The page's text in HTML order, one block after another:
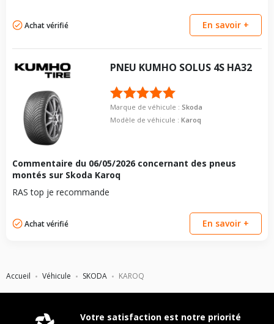
Accueil Véhicule SKODA KAROQ
Achat vérifié En savoir +
PNEU KUMHO SOLUS 4S HA32
Marque de véhicule : Skoda
Modèle de véhicule : Karoq
Commentaire du 06/05/2026 concernant des pneus
montés sur Skoda Karoq
RAS top je recommande
Achat vérifié En savoir +
Votre satisfaction est notre priorité